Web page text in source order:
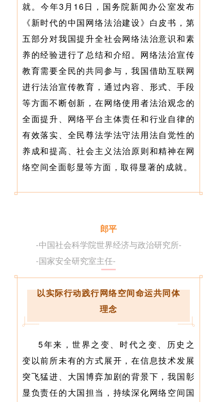
就。今年3月16日，国务院新闻办公室发布
《新时代的中国网络法治建设》白皮书，第
五部分对我国提升全社会网络法治意识和素
养的经验进行了总结和介绍。网络法治宣传
教育需要全民的共同参与，我国借助互联网
进行法治宣传教育，通过内容、形式、手段
等方面不断创新，在网络使用者法治观念的
全面提升、网络平台主体责任和行业自律的
有效落实、全民尊法学法守法用法自觉性的
养成和提高、社会主义法治原则和精神在网
络空间全面彰显等方面，取得显著的成就。
郎平
-中国社会科学院世界经济与政治研究所-
-国家安全研究室主任-
以实际行动践行网络空间命运共同体
理念
5年来，世界之变、时代之变、历史之
变以前所未有的方式展开，在信息技术发展
突飞猛进、大国博弈加剧的背景下，我国彰
显负责任的大国担当，持续深化网络空间国